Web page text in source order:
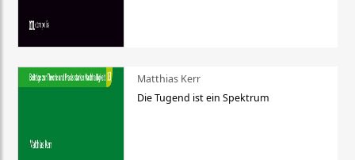
Matthias Kerr
Die Tugend ist ein Spektrum